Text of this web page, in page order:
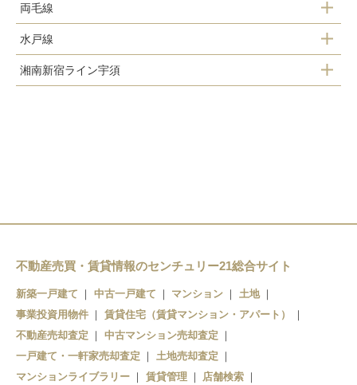
間々田駅
小山駅
両毛線
小山駅
思川駅
水戸線
小山駅
湘南新宿ライン宇須
不動産売買・賃貸情報のセンチュリー21総合サイト
新築一戸建て 中古一戸建て マンション
土地
事業投資用物件
賃貸住宅（賃貸マンション・アパート）
不動産売却査定
中古マンション売却査定
一戸建て・一軒家売却査定
土地売却査定
マンションライブラリー
賃貸管理
店舗検索